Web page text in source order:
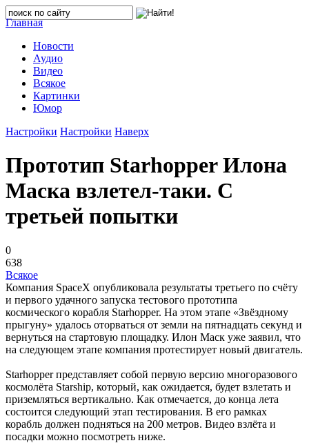
Главная
Новости
Аудио
Видео
Всякое
Картинки
Юмор
Настройки Настройки Наверх
Прототип Starhopper Илона
Маска взлетел-таки. С
третьей попытки
0
638
Всякое
Компания SpaceX опубликовала результаты третьего по счёту
и первого удачного запуска тестового прототипа
космического корабля Starhopper. На этом этапе «Звёздному
прыгуну» удалось оторваться от земли на пятнадцать секунд и
вернуться на стартовую площадку. Илон Маск уже заявил, что
на следующем этапе компания протестирует новый двигатель.
Starhopper представляет собой первую версию многоразового
космолёта Starship, который, как ожидается, будет взлетать и
приземляться вертикально. Как отмечается, до конца лета
состоится следующий этап тестирования. В его рамках
корабль должен подняться на 200 метров. Видео взлёта и
посадки можно посмотреть ниже.